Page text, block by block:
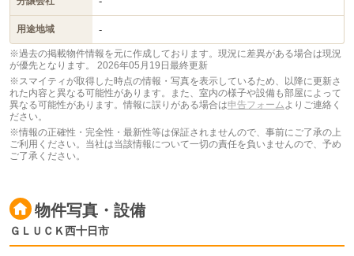
用途地域 -
※過去の掲載物件情報を元に作成しております。現況に差異がある場合は現況
が優先となります。 2026年05月19日最終更新
※スマイティが取得した時点の情報・写真を表示しているため、以降に更新さ
れた内容と異なる可能性があります。また、室内の様子や設備も部屋によって
異なる可能性があります。情報に誤りがある場合は申告フォーム よりご連絡く
ださい。
※情報の正確性・完全性・最新性等は保証されませんので、事前にご了承の上
ご利用ください。当社は当該情報について一切の責任を負いませんので、予め
ご了承ください。
物件写真・設備
ＧＬＵＣＫ西十日市